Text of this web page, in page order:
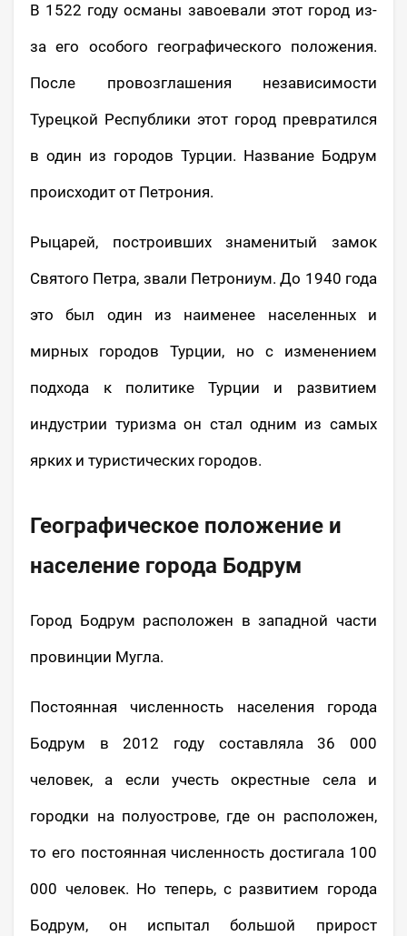
В 1522 году османы завоевали этот город из-
за его особого географического положения.
После провозглашения независимости
Турецкой Республики этот город превратился
в один из городов Турции. Название Бодрум
происходит от Петрония.
Рыцарей, построивших знаменитый замок
Святого Петра, звали Петрониум. До 1940 года
это был один из наименее населенных и
мирных городов Турции, но с изменением
подхода к политике Турции и развитием
индустрии туризма он стал одним из самых
ярких и туристических городов.
Географическое положение и
население города Бодрум
Город Бодрум расположен в западной части
провинции Мугла.
Постоянная численность населения города
Бодрум в 2012 году составляла 36 000
человек, а если учесть окрестные села и
городки на полуострове, где он расположен,
то его постоянная численность достигала 100
000 человек. Но теперь, с развитием города
Бодрум, он испытал большой прирост